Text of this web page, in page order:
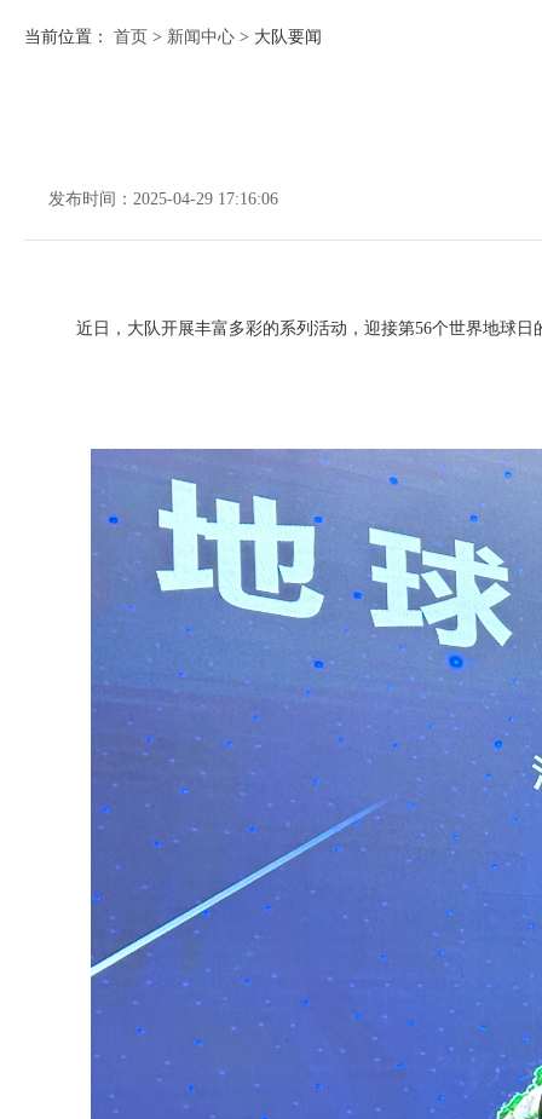
当前位置： 首页 > 新闻中心 > 大队要闻
发布时间： 2025-04-29 17:16:06
近日，大队开展丰富多彩的系列活动，迎接第56个世界地球日